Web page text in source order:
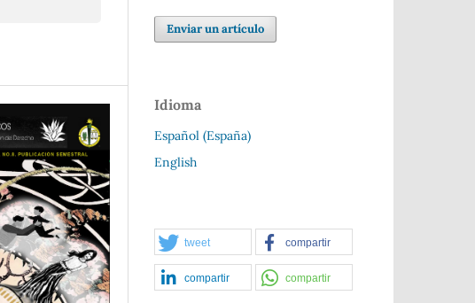
Enviar un artículo
Idioma
Español (España)
English
tweet compartir
compartir compartir